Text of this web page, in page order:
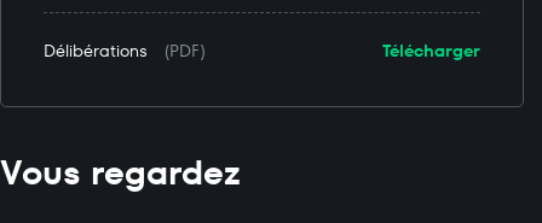
Télécharger
Délibérations (PDF)
Vous regardez